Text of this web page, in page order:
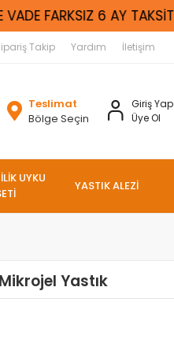
FARKSIZ 6 AY TAKSİT.
Takip Yardım İletişim
Teslimat
Bölge Seçin
Giriş Yap
Üye Ol
UYKU
YASTIK ALEZİ
Yastık